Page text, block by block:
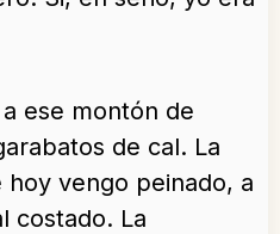
ese montón de
de cal. La
vengo peinado, a
costado. La